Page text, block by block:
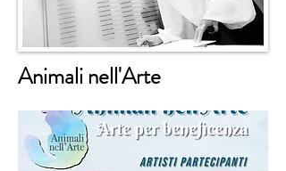
Animali nell'Arte